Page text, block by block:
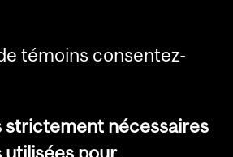
témoins consentez-
strictement nécessaires
utilisées pour